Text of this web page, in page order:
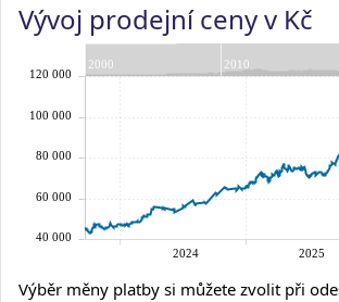
Vývoj prodejní ceny v Kč
Výběr měny platby si můžete zvolit při